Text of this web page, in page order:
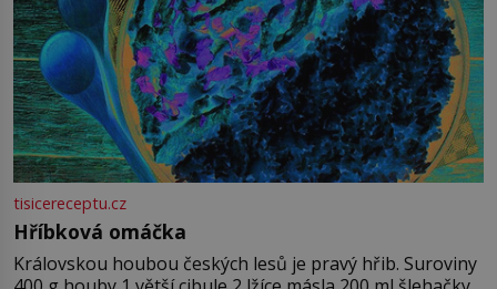
tisicereceptu.cz
Hříbková omáčka
Královskou houbou českých lesů je pravý hřib. Suroviny